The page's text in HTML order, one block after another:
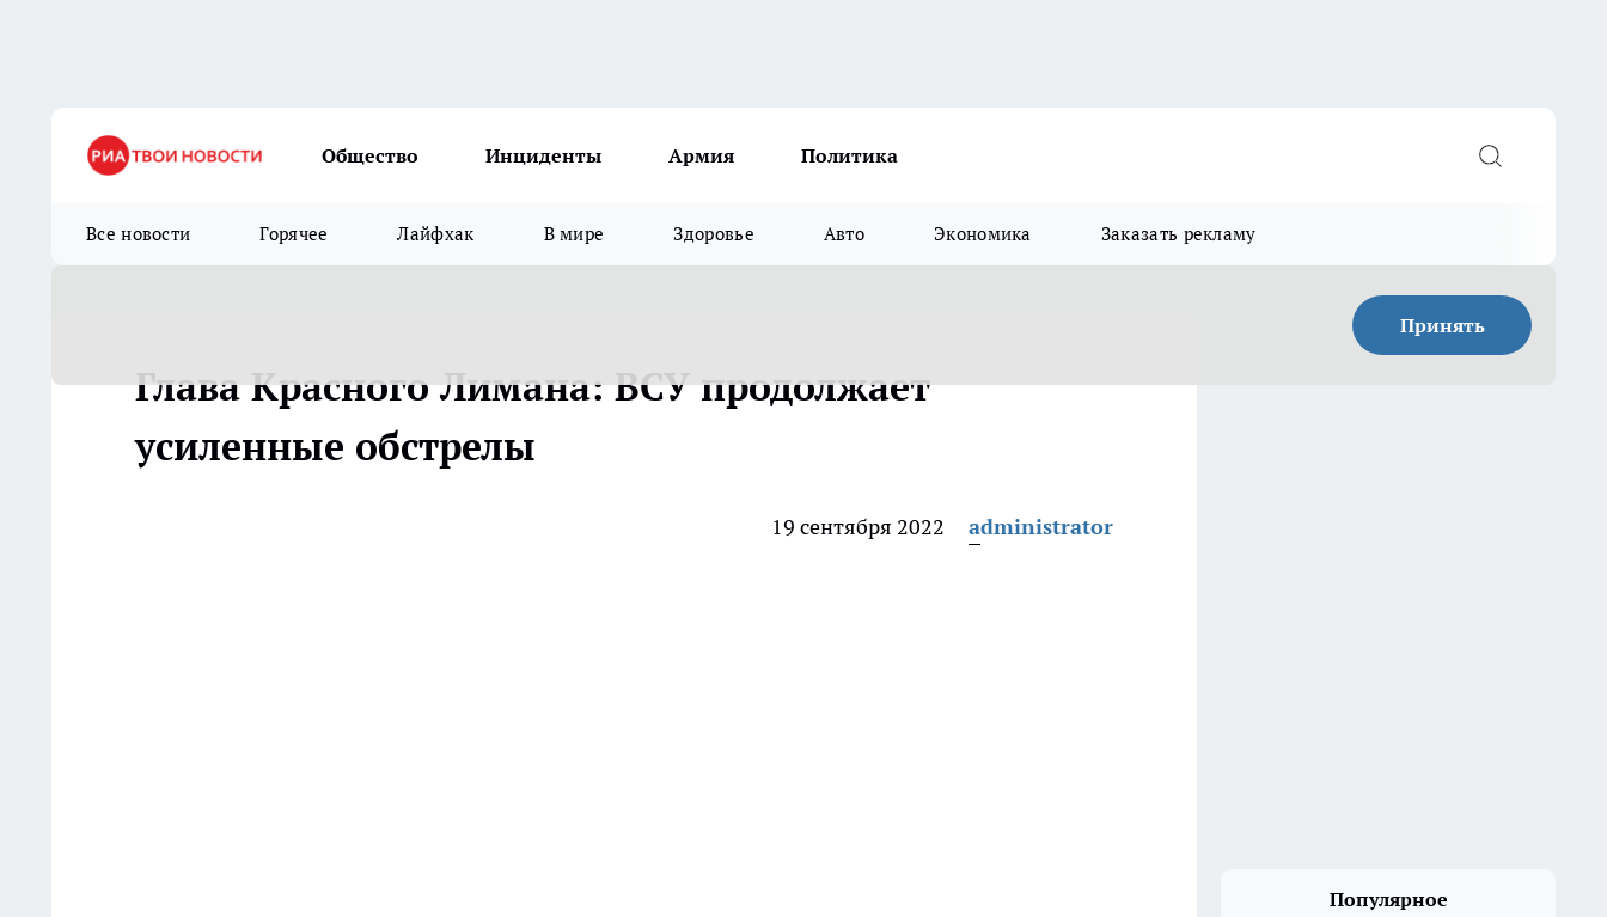
Общество Инциденты Армия Политика
Все новости Горячее Лайфхак В мире Здоровье Авто Экономика Заказать рекламу
Принять
Глава Красного Лимана: ВСУ продолжает
усиленные обстрелы
19 сентября 2022 administrator
Популярное